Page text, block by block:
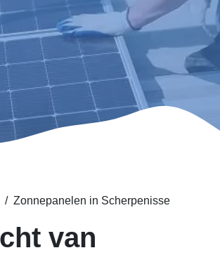
Zonnepanelen in Scherpenisse
van